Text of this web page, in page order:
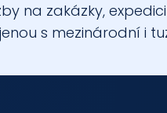
na zakázky,
s mezinárodní i